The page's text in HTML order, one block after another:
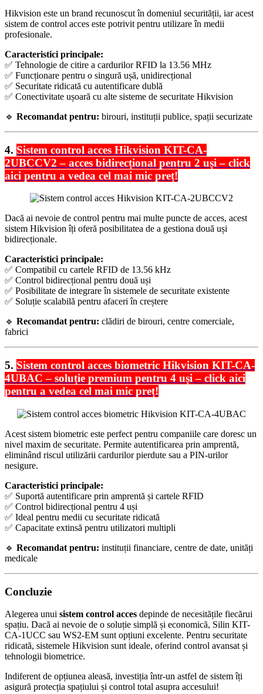
Hikvision este un brand recunoscut în domeniul securității, iar acest
sistem de control acces este potrivit pentru utilizare în medii
profesionale.
Caracteristici principale:
✅ Tehnologie de citire a cardurilor RFID la 13.56 MHz
✅ Funcționare pentru o singură ușă, unidirecțional
✅ Securitate ridicată cu autentificare dublă
✅ Conectivitate ușoară cu alte sisteme de securitate Hikvision
🔹 Recomandat pentru: birouri, instituții publice, spații securizate
4. Sistem control acces Hikvision KIT-CA-
2UBCCV2 – acces bidirecțional pentru 2 uși – click
aici pentru a vedea cel mai mic preț!
Dacă ai nevoie de control pentru mai multe puncte de acces, acest
sistem Hikvision îți oferă posibilitatea de a gestiona două uși
bidirecționale.
Caracteristici principale:
✅ Compatibil cu cartele RFID de 13.56 kHz
✅ Control bidirecțional pentru două uși
✅ Posibilitate de integrare în sistemele de securitate existente
✅ Soluție scalabilă pentru afaceri în creștere
🔹 Recomandat pentru: clădiri de birouri, centre comerciale,
fabrici
5. Sistem control acces biometric Hikvision KIT-CA-
4UBAC – soluție premium pentru 4 uși – click aici
pentru a vedea cel mai mic preț!
Acest sistem biometric este perfect pentru companiile care doresc un
nivel maxim de securitate. Permite autentificarea prin amprentă,
eliminând riscul utilizării cardurilor pierdute sau a PIN-urilor
nesigure.
Caracteristici principale:
✅ Suportă autentificare prin amprentă și cartele RFID
✅ Control bidirecțional pentru 4 uși
✅ Ideal pentru medii cu securitate ridicată
✅ Capacitate extinsă pentru utilizatori multipli
🔹 Recomandat pentru: instituții financiare, centre de date, unități
medicale
Concluzie
Alegerea unui sistem control acces depinde de necesitățile fiecărui
spațiu. Dacă ai nevoie de o soluție simplă și economică, Silin KIT-
CA-1UCC sau WS2-EM sunt opțiuni excelente. Pentru securitate
ridicată, sistemele Hikvision sunt ideale, oferind control avansat și
tehnologii biometrice.
Indiferent de opțiunea aleasă, investiția într-un astfel de sistem îți
asigură protecția spațiului și control total asupra accesului!